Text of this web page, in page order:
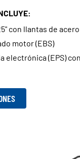
con llantas de acero
motor (EBS)
electrónica (EPS)